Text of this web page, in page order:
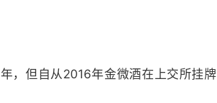
，但自从2016年金微酒在上交所挂牌